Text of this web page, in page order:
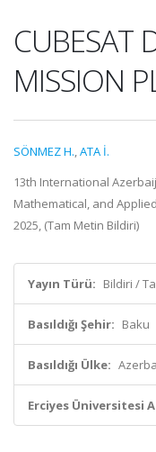
CUBESAT
MISSION
SÖNMEZ H.,ATA İ.
13th International
Mathematical, and
2025, (Tam Metin Bildiri)
Yayın Türü: Bildiri /
Basıldığı Şehir: Baku
Basıldığı Ülke:
Erciyes Üniversitesi